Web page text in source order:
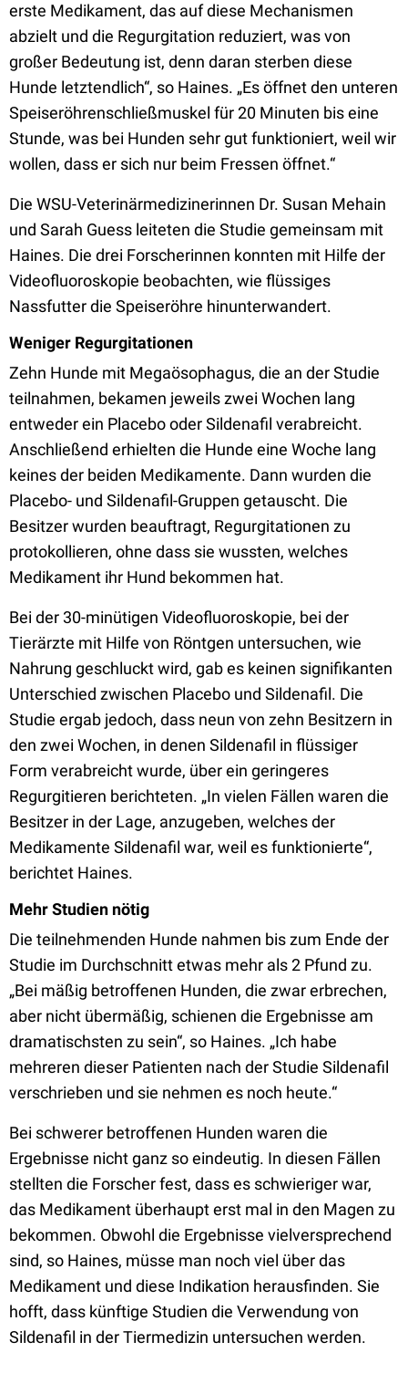
erste Medikament, das auf diese Mechanismen
abzielt und die Regurgitation reduziert, was von
großer Bedeutung ist, denn daran sterben diese
Hunde letztendlich“, so Haines. „Es öffnet den unteren
Speiseröhrenschließmuskel für 20 Minuten bis eine
Stunde, was bei Hunden sehr gut funktioniert, weil wir
wollen, dass er sich nur beim Fressen öffnet.“
Die WSU-Veterinärmedizinerinnen Dr. Susan Mehain
und Sarah Guess leiteten die Studie gemeinsam mit
Haines. Die drei Forscherinnen konnten mit Hilfe der
Videofluoroskopie beobachten, wie flüssiges
Nassfutter die Speiseröhre hinunterwandert.
Weniger Regurgitationen
Zehn Hunde mit Megaösophagus, die an der Studie
teilnahmen, bekamen jeweils zwei Wochen lang
entweder ein Placebo oder Sildenafil verabreicht.
Anschließend erhielten die Hunde eine Woche lang
keines der beiden Medikamente. Dann wurden die
Placebo- und Sildenafil-Gruppen getauscht. Die
Besitzer wurden beauftragt, Regurgitationen zu
protokollieren, ohne dass sie wussten, welches
Medikament ihr Hund bekommen hat.
Bei der 30-minütigen Videofluoroskopie, bei der
Tierärzte mit Hilfe von Röntgen untersuchen, wie
Nahrung geschluckt wird, gab es keinen signifikanten
Unterschied zwischen Placebo und Sildenafil. Die
Studie ergab jedoch, dass neun von zehn Besitzern in
den zwei Wochen, in denen Sildenafil in flüssiger
Form verabreicht wurde, über ein geringeres
Regurgitieren berichteten. „In vielen Fällen waren die
Besitzer in der Lage, anzugeben, welches der
Medikamente Sildenafil war, weil es funktionierte“,
berichtet Haines.
Mehr Studien nötig
Die teilnehmenden Hunde nahmen bis zum Ende der
Studie im Durchschnitt etwas mehr als 2 Pfund zu.
„Bei mäßig betroffenen Hunden, die zwar erbrechen,
aber nicht übermäßig, schienen die Ergebnisse am
dramatischsten zu sein“, so Haines. „Ich habe
mehreren dieser Patienten nach der Studie Sildenafil
verschrieben und sie nehmen es noch heute.“
Bei schwerer betroffenen Hunden waren die
Ergebnisse nicht ganz so eindeutig. In diesen Fällen
stellten die Forscher fest, dass es schwieriger war,
das Medikament überhaupt erst mal in den Magen zu
bekommen. Obwohl die Ergebnisse vielversprechend
sind, so Haines, müsse man noch viel über das
Medikament und diese Indikation herausfinden. Sie
hofft, dass künftige Studien die Verwendung von
Sildenafil in der Tiermedizin untersuchen werden.